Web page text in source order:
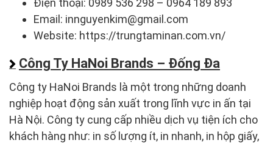
Điện thoại: 0989 536 298 – 0964 189 893
Email: innguyenkim@gmail.com
Website: https://trungtaminan.com.vn/
Công Ty HaNoi Brands – Đống Đa
Công ty HaNoi Brands là một trong những doanh
nghiệp hoạt động sản xuất trong lĩnh vực in ấn tại
Hà Nội. Công ty cung cấp nhiều dịch vụ tiện ích cho
khách hàng như: in số lượng ít, in nhanh, in hộp giấy,